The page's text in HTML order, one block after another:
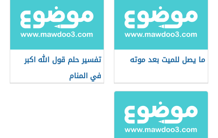
ما يصل للميت بعد موته
تفسير حلم قول الله اكبر
في المنام